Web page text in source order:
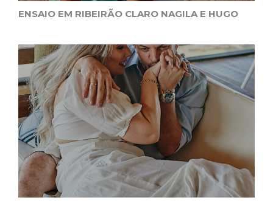
ENSAIO EM RIBEIRÃO CLARO NAGILA E HUGO